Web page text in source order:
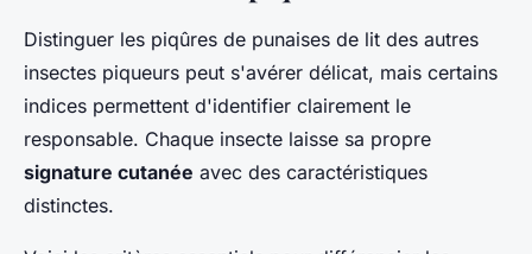
Distinguer les piqûres de punaises de lit des autres
insectes piqueurs peut s'avérer délicat, mais certains
indices permettent d'identifier clairement le
responsable. Chaque insecte laisse sa propre
signature cutanée avec des caractéristiques
distinctes.